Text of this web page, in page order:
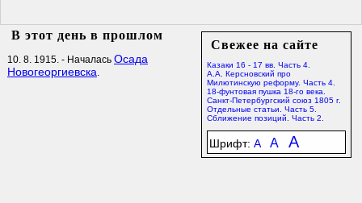
Свежее на сайте
Казаки 16 - 17 вв. Часть 4.
А.А. Керсновский про
Милютинскую реформу. Часть 4.
18-фунтовая пушка 18-го века.
Санкт-Петербургский союз 1805 г.
Отдельные статьи. Часть 5.
Сближение позиций. Часть 2.
Шрифт: A A A
В этот день в прошлом
10. 8. 1915. - Началась Осада
Новогеоргиевска.